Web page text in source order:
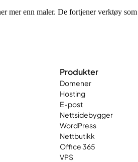
mer enn maler. De fortjener verktøy
Produkter
Domener
Hosting
E-post
Nettsidebygger
WordPress
Nettbutikk
Office 365
VPS